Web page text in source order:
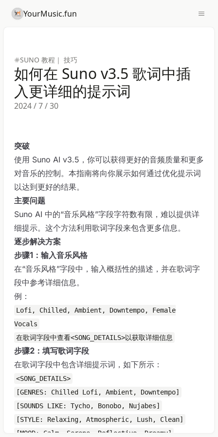
YourMusic.fun
SUNO 教程｜ 技巧
如何在 Suno v3.5 歌词中插
入更详细的提示词
2024 / 7 / 30
突破
使用 Suno AI v3.5，你可以获得更好的音频质量和更多
对音乐的控制。本指南将向你展示如何通过优化提示词
以达到更好的结果。
主要问题
Suno AI 中的“音乐风格”字段字符数有限，难以提供详
细提示。这个方法利用歌词字段来包含更多信息。
逐步解决方案
步骤1：输入音乐风格
在“音乐风格”字段中，输入概括性的描述，并在歌词字
段中参考详细信息。
例：
Lofi, Chilled, Ambient, Downtempo, Female
Vocals
在歌词字段中查看<SONG_DETAILS>以获取详细信息
步骤2：填写歌词字段
在歌词字段中包含详细提示词，如下所示：
<SONG_DETAILS>
[GENRES: Chilled Lofi, Ambient, Downtempo]
[SOUNDS LIKE: Tycho, Bonobo, Nujabes]
[STYLE: Relaxing, Atmospheric, Lush, Clean]
[MOOD: Calm, Serene, Reflective, Dreamy]